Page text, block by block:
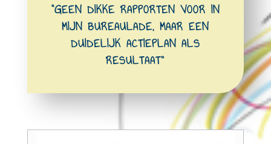
“GEEN DIKKE RAPPORTEN VOOR IN
MIJN BUREAULADE, MAAR EEN
DUIDELIJK ACTIEPLAN ALS
RESULTAAT”